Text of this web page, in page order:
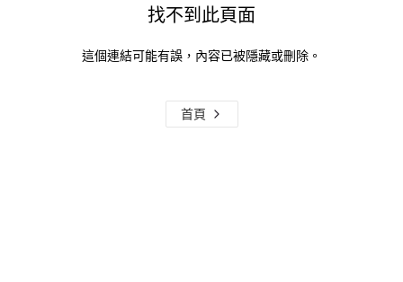
找不到此頁面
這個連結可能有誤，內容已被隱藏或刪除。
首頁